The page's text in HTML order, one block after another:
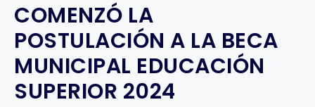
COMENZÓ LA
POSTULACIÓN A LA BECA
MUNICIPAL EDUCACIÓN
SUPERIOR 2024